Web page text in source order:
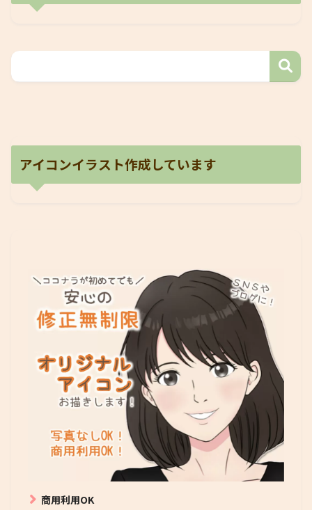
アイコンイラスト作成しています
商用利用OK